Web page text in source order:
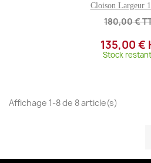
Cloison Largeur
180,00 €
135,00 €
Stock restant
Affichage 1-8 de 8 article(s)